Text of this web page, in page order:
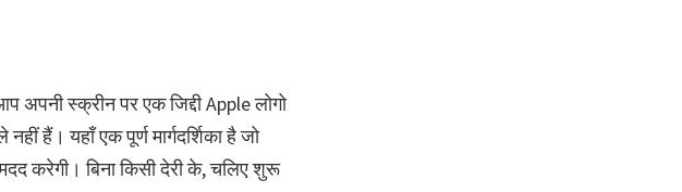
अपनी स्क्रीन पर एक जिद्दी Apple लोगो
हैं। यहाँ एक पूर्ण मार्गदर्शिका है जो
करेगी। बिना किसी देरी के, चलिए शुरू